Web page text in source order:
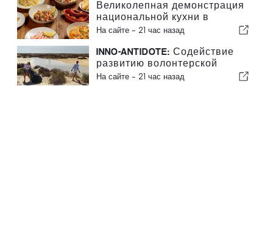
Великолепная демонстрация
национальной кухни в
Албуфейре
На сайте - 21 час назад
INNO-ANTIDOTE: Содействие
развитию волонтерской
деятельности в Португалии
На сайте - 21 час назад